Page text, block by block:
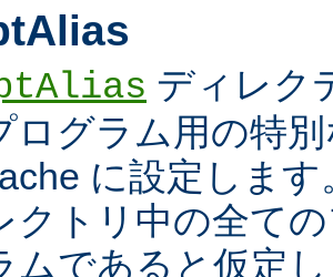
ディレク
ログラム用の特
に設定しま
クトリ中の全て
ムであると仮定